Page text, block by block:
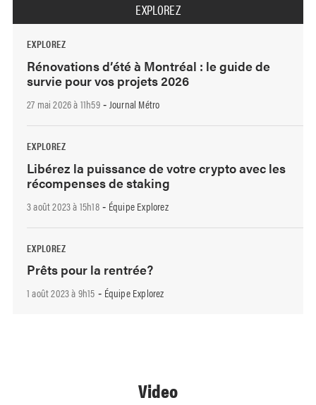
EXPLOREZ
EXPLOREZ
Rénovations d’été à Montréal : le guide de
survie pour vos projets 2026
27 mai 2026 à 11h59- Journal Métro
EXPLOREZ
Libérez la puissance de votre crypto avec les
récompenses de staking
3 août 2023 à 15h18- Équipe Explorez
EXPLOREZ
Prêts pour la rentrée?
1 août 2023 à 9h15 - Équipe Explorez
Video